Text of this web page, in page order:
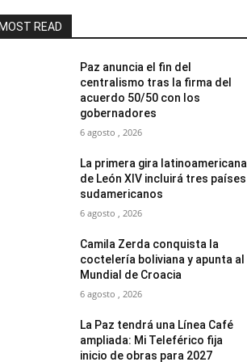
READ
Paz anuncia el fin del
centralismo tras la firma del
acuerdo 50/50 con los
gobernadores
6 agosto , 2026
La primera gira latinoamericana
de León XIV incluirá tres países
sudamericanos
6 agosto , 2026
Camila Zerda conquista la
coctelería boliviana y apunta al
Mundial de Croacia
6 agosto , 2026
La Paz tendrá una Línea Café
ampliada: Mi Teleférico fija
inicio de obras para 2027